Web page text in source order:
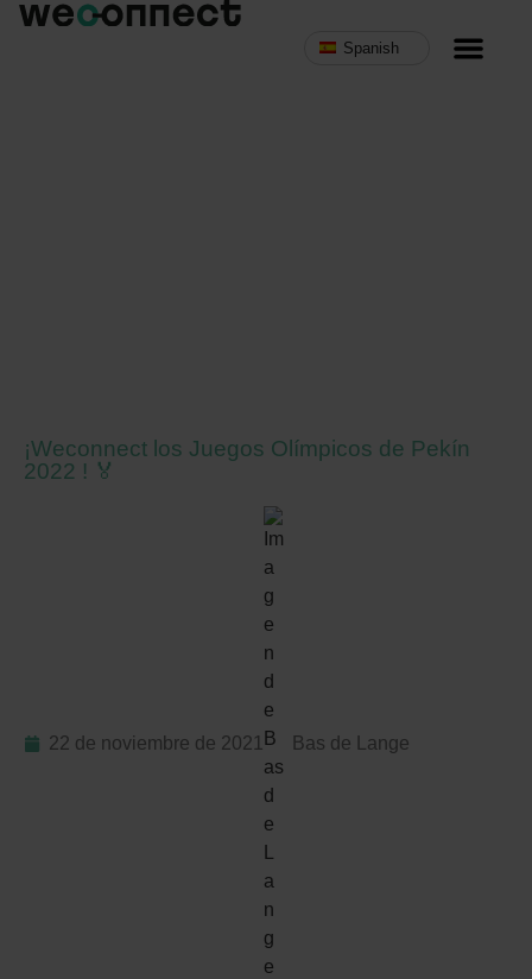
Spanish
¡Weconnect los Juegos Olímpicos de Pekín
2022 ! 🏅
22 de noviembre de 2021 Bas de Lange